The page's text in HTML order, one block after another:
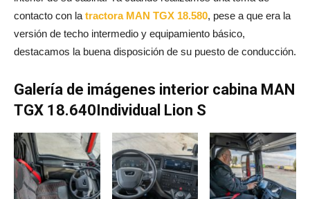
contacto con la tractora MAN TGX 18.580, pese a que era la
versión de techo intermedio y equipamiento básico,
destacamos la buena disposición de su puesto de conducción.
Galería de imágenes interior cabina MAN
TGX 18.640Individual Lion S